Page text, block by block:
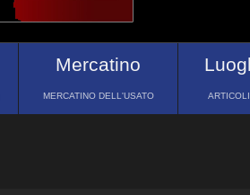
Mercatino
MERCATINO DELL'USATO